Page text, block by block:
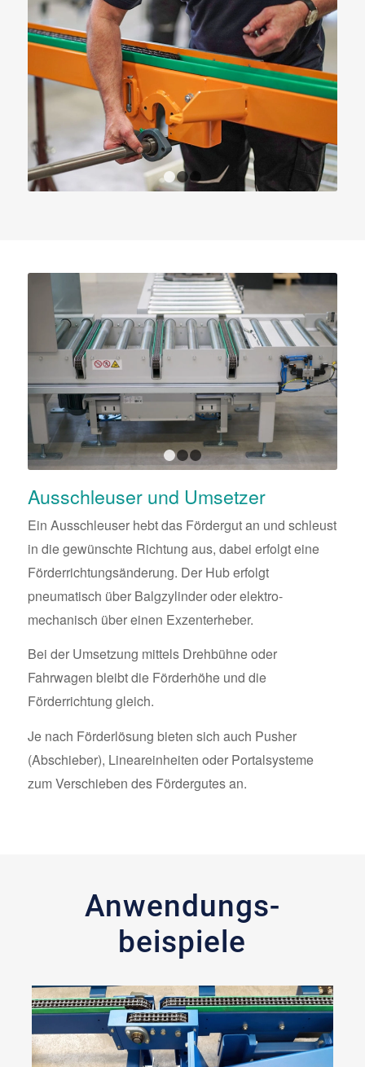
1 2 3
1 2 3
Ausschleuser und Umsetzer
Ein Ausschleuser hebt das Fördergut an und schleust
in die gewünschte Richtung aus, dabei erfolgt eine
Förderrichtungsänderung. Der Hub erfolgt
pneumatisch über Balgzylinder oder elektro-
mechanisch über einen Exzenterheber.
Bei der Umsetzung mittels Drehbühne oder
Fahrwagen bleibt die Förderhöhe und die
Förderrichtung gleich.
Je nach Förderlösung bieten sich auch Pusher
(Abschieber), Lineareinheiten oder Portalsysteme
zum Verschieben des Fördergutes an.
Anwendungs­
beispiele